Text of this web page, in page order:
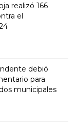
realizó 166
el
debió
para
municipales